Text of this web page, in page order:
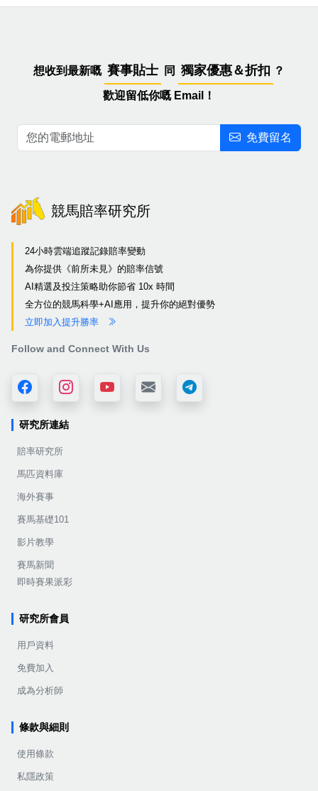
想收到最新嘅 賽事貼士 同 獨家優惠＆折扣 ？
歡迎留低你嘅 Email！
免費留名
競馬賠率研究所
24小時雲端追蹤記錄賠率變動
為你提供《前所未見》的賠率信號
AI精選及投注策略助你節省 10x 時間
全方位的競馬科學+AI應用，提升你的絕對優勢
立即加入提升勝率
Follow and Connect With Us
研究所連結
賠率研究所
馬匹資料庫
海外賽事
賽馬基礎101
影片教學
賽馬新聞
即時賽果派彩
研究所會員
用戶資料
免費加入
成為分析師
條款與細則
使用條款
私隱政策